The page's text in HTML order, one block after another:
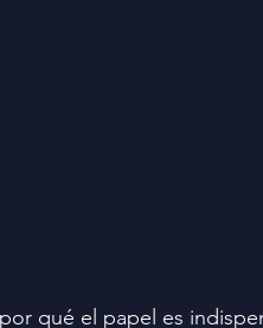
qué el papel es